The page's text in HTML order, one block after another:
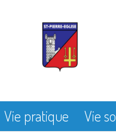
Vie pratique Vie